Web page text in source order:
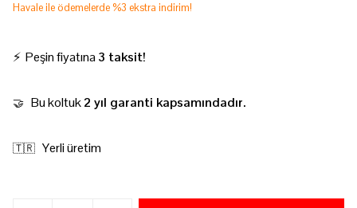
Havale ile ödemelerde %3 ekstra indirim!
⚡ Peşin fiyatına 3 taksit!
🤝 Bu koltuk2 yıl garanti kapsamındadır.
🇹🇷 Yerli üretim